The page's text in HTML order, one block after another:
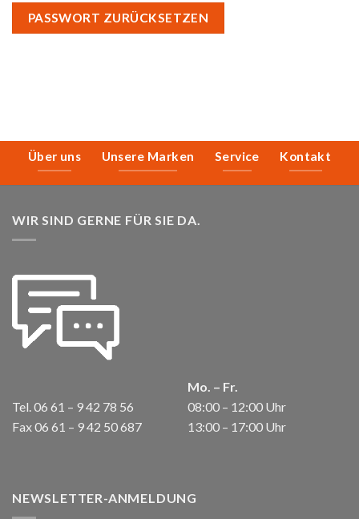
PASSWORT ZURÜCKSETZEN
Über uns Unsere Marken Service Kontakt
WIR SIND GERNE FÜR SIE DA.
Tel. 06 61 – 9 42 78 56
Fax 06 61 – 9 42 50 687
Mo. – Fr.
08:00 – 12:00 Uhr
13:00 – 17:00 Uhr
NEWSLETTER-ANMELDUNG